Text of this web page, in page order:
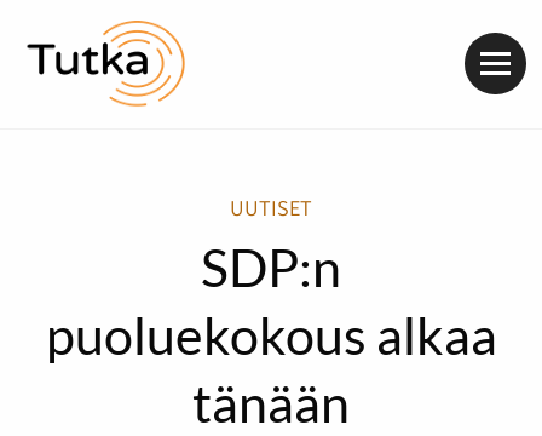
UUTISET
SDP:n
puoluekokous alkaa
tänään